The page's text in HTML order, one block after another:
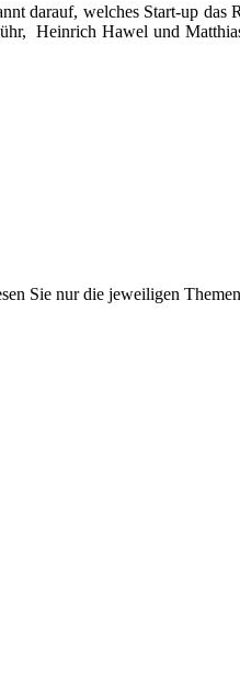
darauf, welches Start-up das
Heinrich Hawel und
Sie nur die jeweiligen